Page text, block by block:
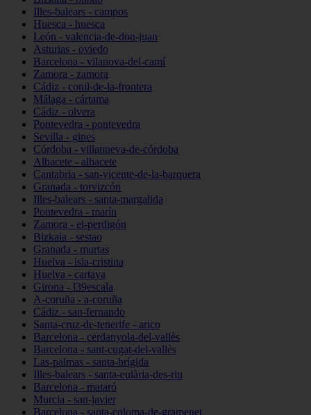
Illes-balears - campos
Huesca - huesca
León - valencia-de-don-juan
Asturias - oviedo
Barcelona - vilanova-del-camí
Zamora - zamora
Cádiz - conil-de-la-frontera
Málaga - cártama
Cádiz - olvera
Pontevedra - pontevedra
Sevilla - gines
Córdoba - villanueva-de-córdoba
Albacete - albacete
Cantabria - san-vicente-de-la-barquera
Granada - torvizcón
Illes-balears - santa-margalida
Pontevedra - marín
Zamora - el-perdigón
Bizkaia - sestao
Granada - murtas
Huelva - isla-cristina
Huelva - cartaya
Girona - l39escala
A-coruña - a-coruña
Cádiz - san-fernando
Santa-cruz-de-tenerife - arico
Barcelona - cerdanyola-del-vallès
Barcelona - sant-cugat-del-vallès
Las-palmas - santa-brígida
Illes-balears - santa-eulària-des-riu
Barcelona - mataró
Murcia - san-javier
Barcelona - santa-coloma-de-gramenet